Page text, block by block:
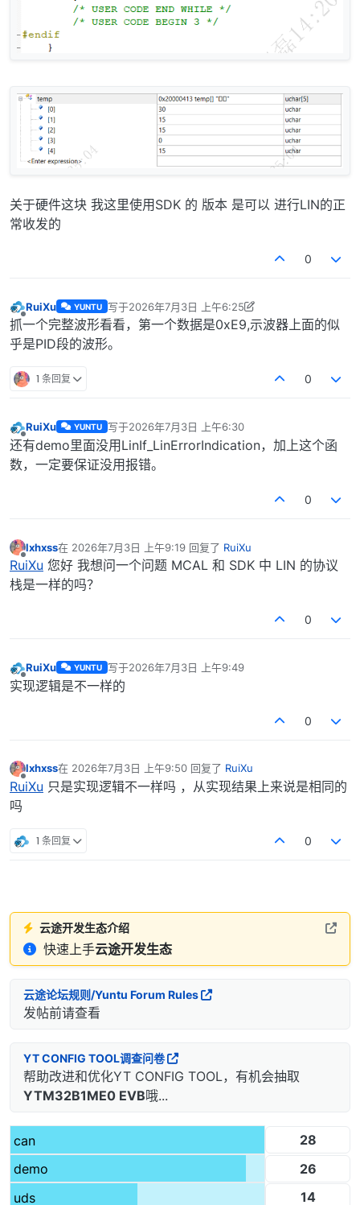
关于硬件这块 我这里使用SDK 的 版本 是可以 进行LIN的正
常收发的
0
离线
RuiXu YUNTU 写于2026年7月3日 上午6:25
最后由 RuiXu 编辑 2026年7月3日 下午2:27
抓一个完整波形看看，第一个数据是0xE9,示波器上面的似
乎是PID段的波形。
1 条回复 0
离线
RuiXu YUNTU 写于2026年7月3日 上午6:30
最后由 编辑
还有demo里面没用LinIf_LinErrorIndication，加上这个函
数，一定要保证没用报错。
0
离线
lxhxss在 2026年7月3日 上午9:19 回复了 RuiXu
最后由 编辑
RuiXu 您好 我想问一个问题 MCAL 和 SDK 中 LIN 的协议
栈是一样的吗？
0
离线
RuiXu YUNTU 写于2026年7月3日 上午9:49
最后由 编辑
实现逻辑是不一样的
0
离线
lxhxss在 2026年7月3日 上午9:50 回复了 RuiXu
最后由 编辑
RuiXu 只是实现逻辑不一样吗 ，从实现结果上来说是相同的
吗
1 条回复 0
云途开发生态介绍
快速上手云途开发生态
云途论坛规则/Yuntu Forum Rules
发帖前请查看
YT CONFIG TOOL调查问卷
帮助改进和优化YT CONFIG TOOL，有机会抽取
YTM32B1ME0 EVB哦...
can
28
demo
26
uds
14